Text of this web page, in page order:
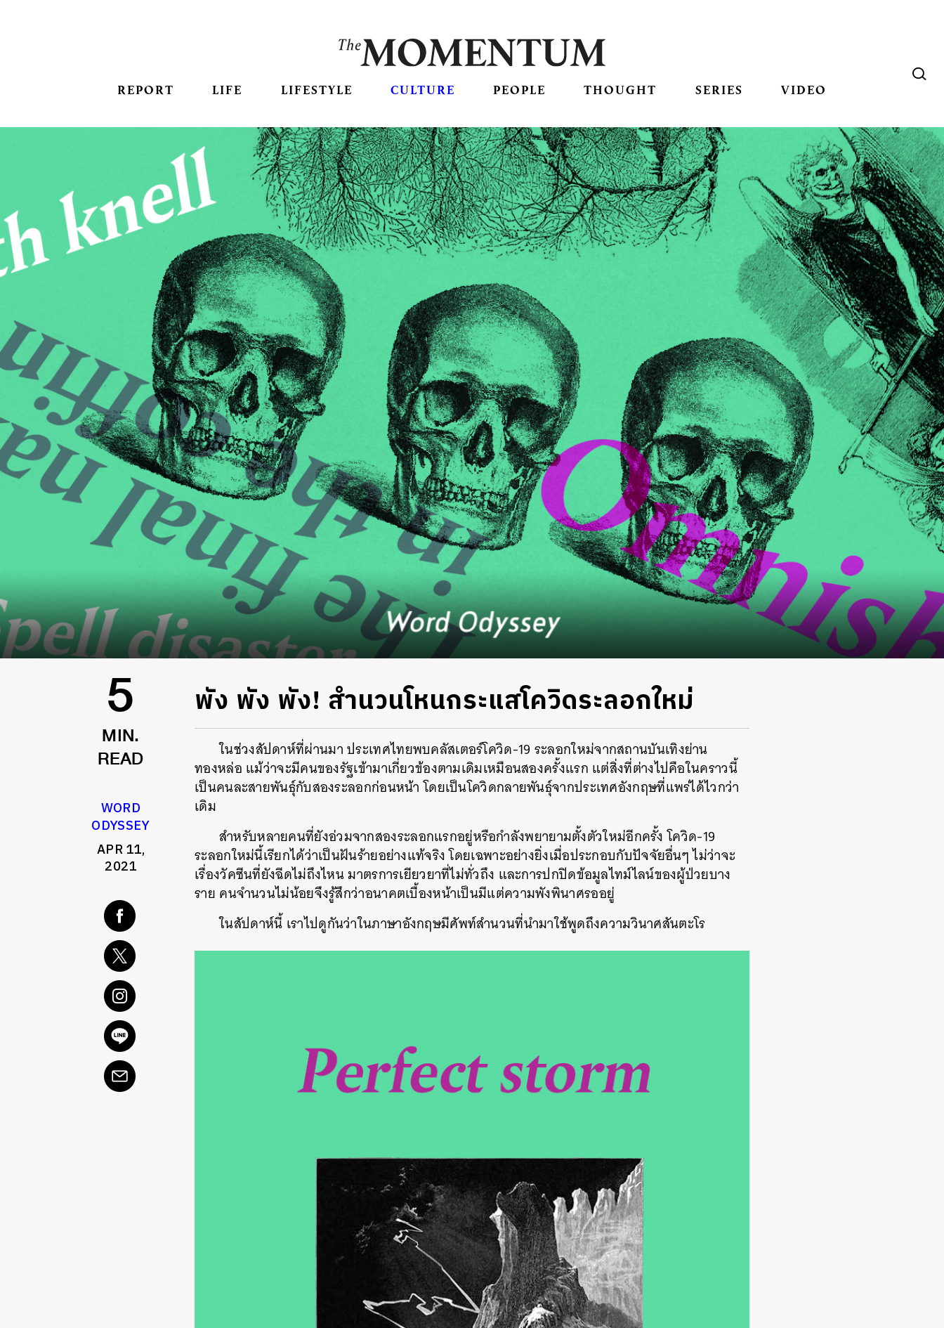
REPORT LIFE LIFESTYLE CULTURE PEOPLE THOUGHT SERIES VIDEO
5
MIN.
READ
WORD
ODYSSEY
APR 11,
2021
พัง พัง พัง! สำนวนโหนกระแสโควิดระลอกใหม่
ในช่วงสัปดาห์ที่ผ่านมา ประเทศไทยพบคลัสเตอร์โควิด-19 ระลอกใหม่จากสถานบันเทิงย่าน
ทองหล่อ แม้ว่าจะมีคนของรัฐเข้ามาเกี่ยวข้องตามเดิมเหมือนสองครั้งแรก แต่สิ่งที่ต่างไปคือในคราวนี้
เป็นคนละสายพันธุ์กับสองระลอกก่อนหน้า โดยเป็นโควิดกลายพันธุ์จากประเทศอังกฤษที่แพร่ได้ไวกว่า
เดิม
สำหรับหลายคนที่ยังอ่วมจากสองระลอกแรกอยู่หรือกำลังพยายามตั้งตัวใหม่อีกครั้ง โควิด-19
ระลอกใหม่นี้เรียกได้ว่าเป็นฝันร้ายอย่างแท้จริง โดยเฉพาะอย่างยิ่งเมื่อประกอบกับปัจจัยอื่นๆ ไม่ว่าจะ
เรื่องวัคซีนที่ยังฉีดไม่ถึงไหน มาตรการเยียวยาที่ไม่ทั่วถึง และการปกปิดข้อมูลไทม์ไลน์ของผู้ป่วยบาง
ราย คนจำนวนไม่น้อยจึงรู้สึกว่าอนาคตเบื้องหน้าเป็นมีแต่ความพังพินาศรออยู่
ในสัปดาห์นี้ เราไปดูกันว่าในภาษาอังกฤษมีศัพท์สำนวนที่นำมาใช้พูดถึงความวินาศสันตะโร